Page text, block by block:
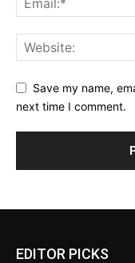
Save my name,
next time I comment.
EDITOR PICKS